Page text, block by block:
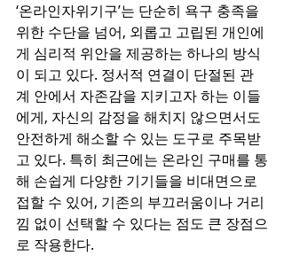
‘온라인자위기구’는 단순히 욕구 충족을
위한 수단을 넘어, 외롭고 고립된 개인에
게 심리적 위안을 제공하는 하나의 방식
이 되고 있다. 정서적 연결이 단절된 관
계 안에서 자존감을 지키고자 하는 이들
에게, 자신의 감정을 해치지 않으면서도
안전하게 해소할 수 있는 도구로 주목받
고 있다. 특히 최근에는 온라인 구매를 통
해 손쉽게 다양한 기기들을 비대면으로
접할 수 있어, 기존의 부끄러움이나 거리
낌 없이 선택할 수 있다는 점도 큰 장점으
로 작용한다.